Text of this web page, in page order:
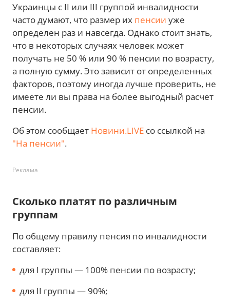
Украинцы с II или III группой инвалидности
часто думают, что размер их пенсии уже
определен раз и навсегда. Однако стоит знать,
что в некоторых случаях человек может
получать не 50 % или 90 % пенсии по возрасту,
а полную сумму. Это зависит от определенных
факторов, поэтому иногда лучше проверить, не
имеете ли вы права на более выгодный расчет
пенсии.
Об этом сообщает Новини.LIVE со ссылкой на
"На пенсии".
Реклама
Сколько платят по различным
группам
По общему правилу пенсия по инвалидности
составляет:
для I группы — 100% пенсии по возрасту;
для II группы — 90%;